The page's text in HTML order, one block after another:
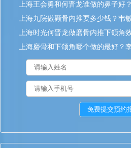
上海王会勇和何晋龙谁做的鼻子好？
上海九院做颧骨内推要多少钱？韦
龙磨骨谁更好？
上海时光何晋龙做磨骨内推下颌角
上海磨骨和下颌角哪个做的最好？